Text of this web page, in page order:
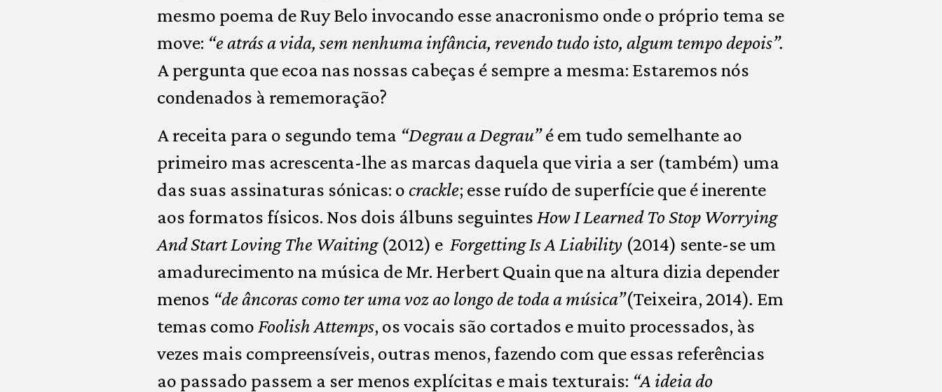
mesmo poema de Ruy Belo invocando esse anacronismo onde o próprio tema se
move: “e atrás a vida, sem nenhuma infância, revendo tudo isto, algum tempo depois”.
A pergunta que ecoa nas nossas cabeças é sempre a mesma: Estaremos nós
condenados à rememoração?
A receita para o segundo tema “Degrau a Degrau”é em tudo semelhante ao
primeiro mas acrescenta-lhe as marcas daquela que viria a ser (também) uma
das suas assinaturas sónicas: o crackle; esse ruído de superfície que é inerente
aos formatos físicos. Nos dois álbuns seguintes How I Learned To Stop Worrying
And Start Loving The Waiting(2012) e Forgetting Is A Liability (2014) sente-se um
amadurecimento na música de Mr. Herbert Quain que na altura dizia depender
menos “de âncoras como ter uma voz ao longo de toda a música”(Teixeira, 2014). Em
temas como Foolish Attemps, os vocais são cortados e muito processados, às
vezes mais compreensíveis, outras menos, fazendo com que essas referências
ao passado passem a ser menos explícitas e mais texturais: “A ideia do